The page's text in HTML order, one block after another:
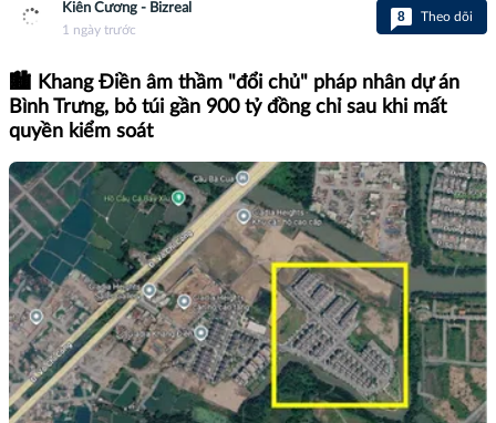
Kiên Cương - Bizreal
1 ngày trước
8 Theo dõi
🏙️ Khang Điền âm thầm "đổi chủ" pháp nhân dự án
Bình Trưng, bỏ túi gần 900 tỷ đồng chỉ sau khi mất
quyền kiểm soát